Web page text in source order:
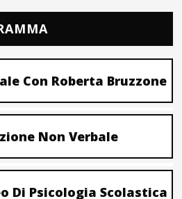
Con Roberta Bruzzone
Non Verbale
Di Psicologia Scolastica